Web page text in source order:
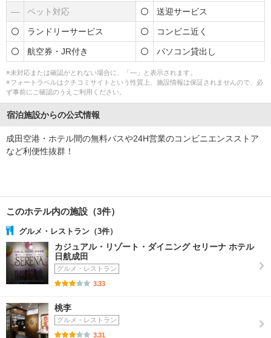
― ペット対応 送迎サービス
ランドリーサービス コンビニ近く
航空券・JR付き パソコン貸出し
※未対応または確認がとれない場合に、「―」と表示されます。
※フォートラベルはクチコミサイトという性質上、施設情報は保証されませんので、必
ず事前にご確認のうえご利用ください。
宿泊施設からの公式情報
成田空港・ホテル間の無料バスや24H営業のコンビニエンスストア
など利便性抜群！
このホテル内の施設（3件）
グルメ・レストラン（3件）
カジュアル・リゾート・ダイニング セリーナ ホテル
日航成田
グルメ・レストラン
3.33
桃李
グルメ・レストラン
3.31